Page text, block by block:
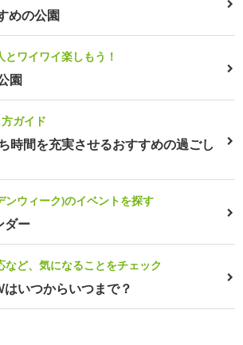
めの公園
ワイワイ楽しもう！
園
ガイド
時間を充実させるおすすめの過ごし
ンウィーク)のイベントを探す
ダー
ど、気になることをチェック
いつからいつまで？